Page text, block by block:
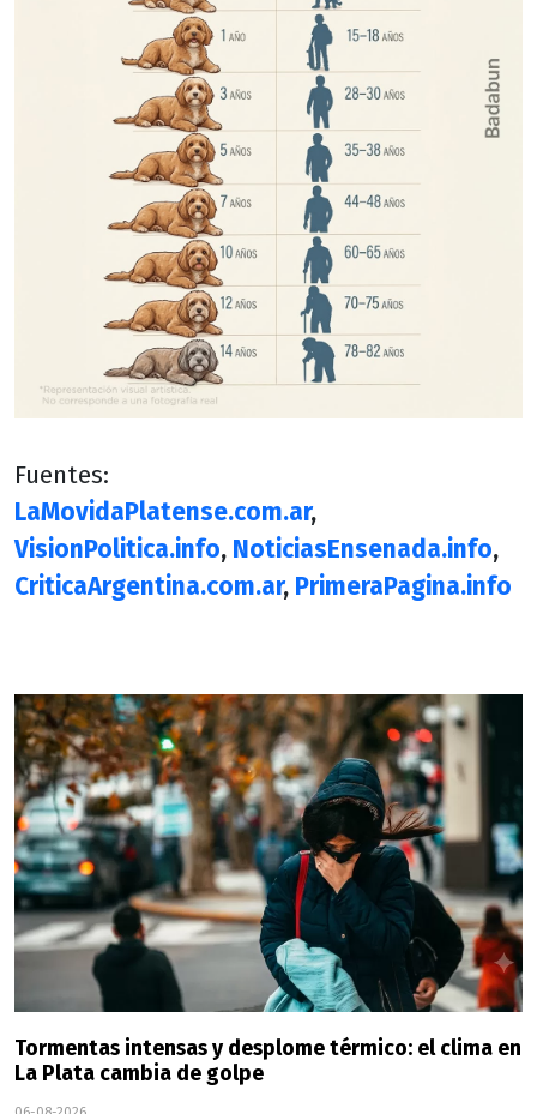
Fuentes:
LaMovidaPlatense.com.ar,
VisionPolitica.info, NoticiasEnsenada.info,
CriticaArgentina.com.ar, PrimeraPagina.info
Tormentas intensas y desplome térmico: el clima en
La Plata cambia de golpe